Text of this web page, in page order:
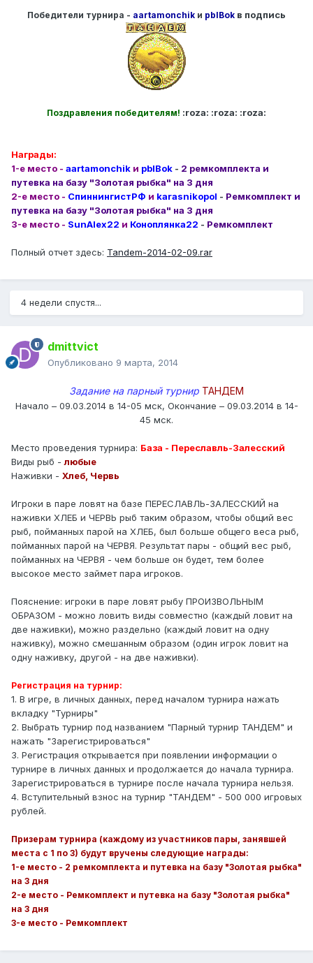
Победители турнира - aartamonchik и pblBok в подпись
Поздравления победителям! :roza: :roza: :roza:
Награды:
1-е место - aartamonchik и pblBok - 2 ремкомплекта и
путевка на базу "Золотая рыбка" на 3 дня
2-е место - СпиннингистРФ и karasnikopol - Ремкомплект и
путевка на базу "Золотая рыбка" на 3 дня
3-е место - SunAlex22 и Коноплянка22 - Ремкомплект
Полный отчет здесь: Tandem-2014-02-09.rar
4 недели спустя...
dmittvict
Опубликовано 9 марта, 2014
Задание на парный турнир ТАНДЕМ
Начало – 09.03.2014 в 14-05 мск, Окончание – 09.03.2014 в 14-
45 мск.
Место проведения турнира: База - Переславль-Залесский
Виды рыб -любые
Наживки - Хлеб, Червь
Игроки в паре ловят на базе ПЕРЕСЛАВЛЬ-ЗАЛЕССКИЙ на
наживки ХЛЕБ и ЧЕРВЬ рыб таким образом, чтобы общий вес
рыб, пойманных парой на ХЛЕБ, был больше общего веса рыб,
пойманных парой на ЧЕРВЯ. Результат пары - общий вес рыб,
пойманных на ЧЕРВЯ - чем больше он будет, тем более
высокое место займет пара игроков.
Пояснение: игроки в паре ловят рыбу ПРОИЗВОЛЬНЫМ
ОБРАЗОМ - можно ловить виды совместно (каждый ловит на
две наживки), можно раздельно (каждый ловит на одну
наживку), можно смешанным образом (один игрок ловит на
одну наживку, другой - на две наживки).
Регистрация на турнир:
1. В игре, в личных данных, перед началом турнира нажать
вкладку "Турниры"
2. Выбрать турнир под названием "Парный турнир ТАНДЕМ" и
нажать "Зарегистрироваться"
3. Регистрация открывается при появлении информации о
турнире в личных данных и продолжается до начала турнира.
Зарегистрироваться в турнире после начала турнира нельзя.
4. Вступительный взнос на турнир "ТАНДЕМ" - 500 000 игровых
рублей.
Призерам турнира (каждому из участников пары, занявшей
места с 1 по 3) будут вручены следующие награды:
1-е место - 2 ремкомплекта и путевка на базу "Золотая рыбка"
на 3 дня
2-е место - Ремкомплект и путевка на базу "Золотая рыбка"
на 3 дня
3-е место - Ремкомплект